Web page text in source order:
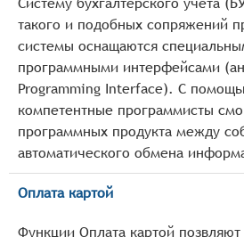
такого и подобных сопряжений
системы оснащаются
программными интерфейсами
Programming Interface). С
компетентные программисты
программных продукта между
автоматического обмена
Оплата картой
Функции Оплата картой позвляют